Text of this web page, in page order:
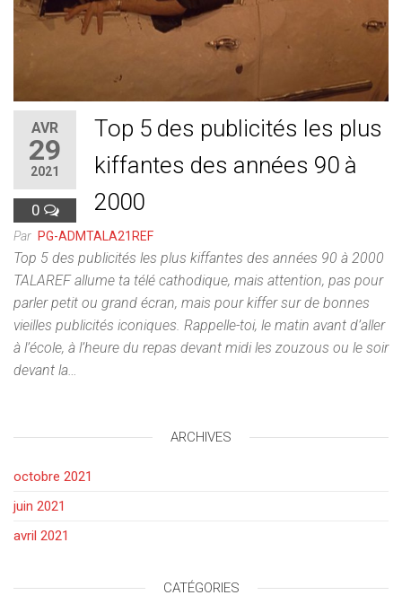
AVR
29
2021
0
Top 5 des publicités les plus
kiffantes des années 90 à
2000
Par PG-ADMTALA21REF
Top 5 des publicités les plus kiffantes des années 90 à 2000
TALAREF allume ta télé cathodique, mais attention, pas pour
parler petit ou grand écran, mais pour kiffer sur de bonnes
vieilles publicités iconiques. Rappelle-toi, le matin avant d’aller
à l’école, à l’heure du repas devant midi les zouzous ou le soir
devant la…
ARCHIVES
octobre 2021
juin 2021
avril 2021
CATÉGORIES